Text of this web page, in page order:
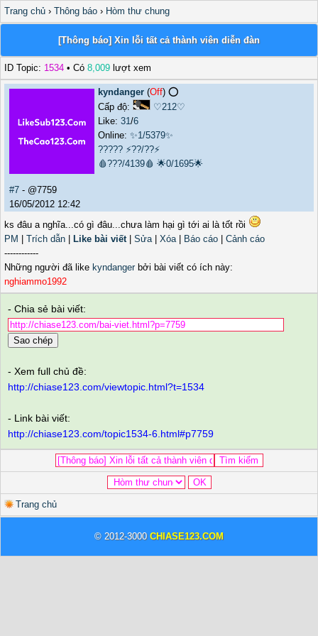
Trang chủ › Thông báo › Hòm thư chung
[Thông báo] Xin lỗi tất cả thành viên diễn đàn
ID Topic: 1534 • Có 8,009 lượt xem
kyndanger (Off) ⭕️
Cấp độ:
♡212♡
Like: 31/6
Online: ✨1/5379✨
????? ⚡??/??⚡
🩸???/4139🩸 🌟0/1695🌟
#7 - @7759
16/05/2012 12:42
ks đâu a nghĩa...có gì đâu...chưa làm hại gì tới ai là tốt rồi
PM
Trích dẫn Like bài viết| Sửa| Xóa| Báo cáo
Cảnh cáo
------------
Những người đã like kyndangerbởi bài viết có ích này:
nghiammo1992
- Chia sẻ bài viết:
Sao chép
- Xem full chủ đề:
http://chiase123.com/viewtopic.html?t=1534
- Link bài viết:
http://chiase123.com/topic1534-6.html#p7759
Trang chủ
© 2012-3000 CHIASE123.COM